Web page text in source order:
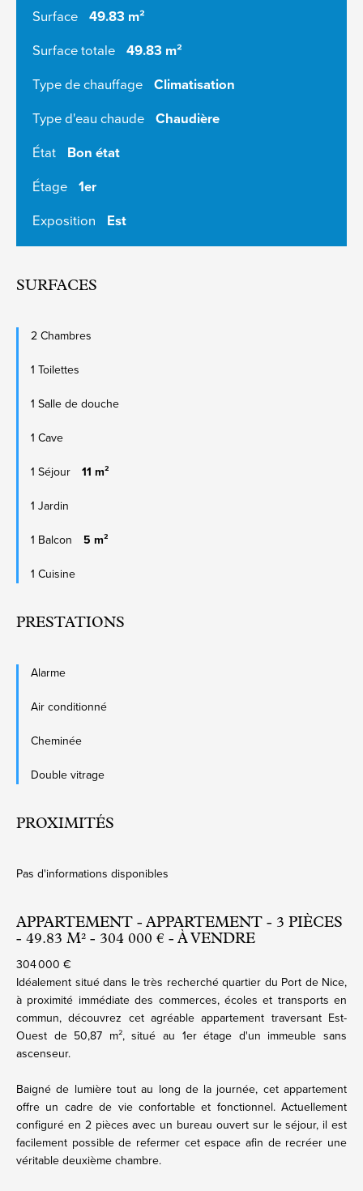
Surface 49.83 m²
Surface totale 49.83 m²
Type de chauffage Climatisation
Type d'eau chaude Chaudière
État Bon état
Étage 1er
Exposition Est
SURFACES
2 Chambres
1 Toilettes
1 Salle de douche
1 Cave
1 Séjour 11 m²
1 Jardin
1 Balcon 5 m²
1 Cuisine
PRESTATIONS
Alarme
Air conditionné
Cheminée
Double vitrage
PROXIMITÉS
Pas d'informations disponibles
APPARTEMENT - APPARTEMENT - 3 PIÈCES
- 49.83 M² - 304 000 € - À VENDRE
304 000 €
Idéalement situé dans le très recherché quartier du Port de Nice,
à proximité immédiate des commerces, écoles et transports en
commun, découvrez cet agréable appartement traversant Est-
Ouest de 50,87 m², situé au 1er étage d'un immeuble sans
ascenseur.
Baigné de lumière tout au long de la journée, cet appartement
offre un cadre de vie confortable et fonctionnel. Actuellement
configuré en 2 pièces avec un bureau ouvert sur le séjour, il est
facilement possible de refermer cet espace afin de recréer une
véritable deuxième chambre.